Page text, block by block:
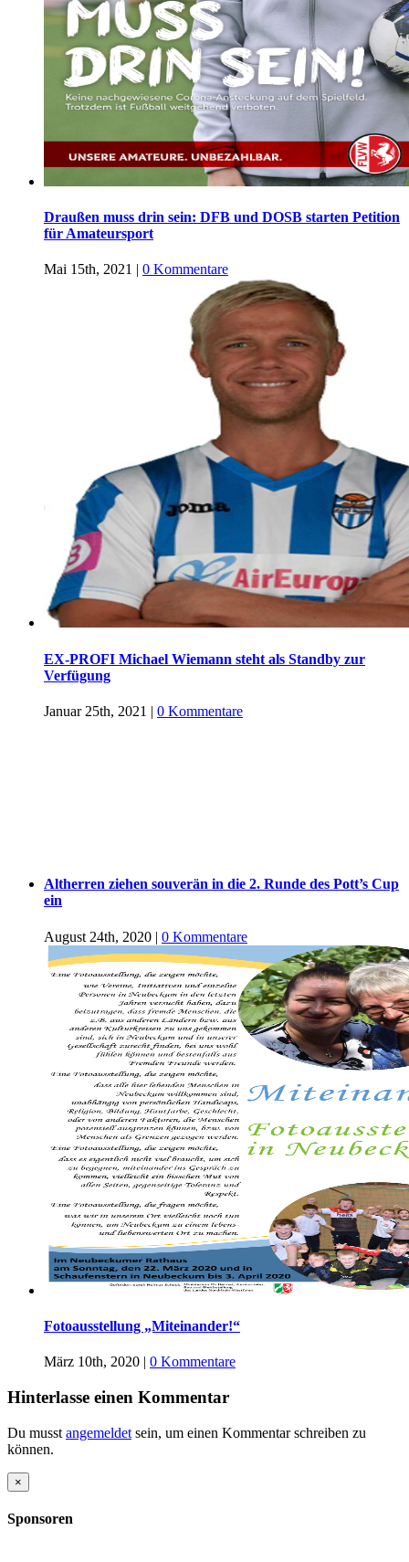
Draußen muss drin sein: DFB und DOSB starten Petition
für Amateursport
Mai 15th, 2021 0 Kommentare
EX-PROFI Michael Wiemann steht als Standby zur
Verfügung
Januar 25th, 2021 | 0 Kommentare
Altherren ziehen souverän in die 2. Runde des Pott’s Cup
ein
August 24th, 2020 | 0 Kommentare
Fotoausstellung „Miteinander!“
März 10th, 2020 | 0 Kommentare
Hinterlasse einen Kommentar
Du musst angemeldet sein, um einen Kommentar schreiben zu
können.
Close
product
view
×
Sponsoren